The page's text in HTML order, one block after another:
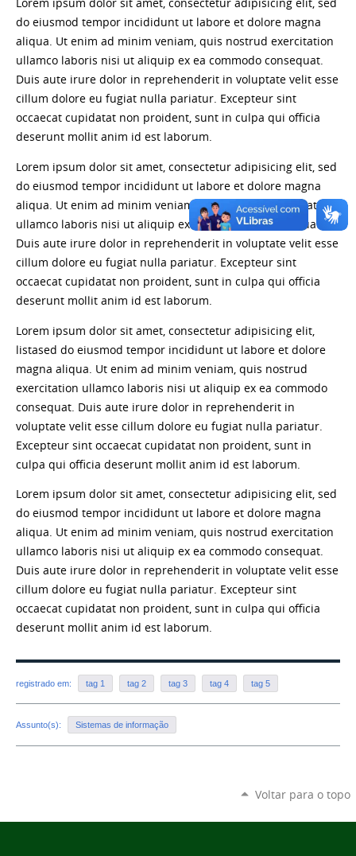
Lorem ipsum dolor sit amet, consectetur adipisicing elit, sed
do eiusmod tempor incididunt ut labore et dolore magna
aliqua. Ut enim ad minim veniam, quis nostrud exercitation
ullamco laboris nisi ut aliquip ex ea commodo consequat.
Duis aute irure dolor in reprehenderit in voluptate velit esse
cillum dolore eu fugiat nulla pariatur. Excepteur sint
occaecat cupidatat non proident, sunt in culpa qui officia
deserunt mollit anim id est laborum.
Lorem ipsum dolor sit amet, consectetur adipisicing elit, sed
do eiusmod tempor incididunt ut labore et dolore magna
aliqua. Ut enim ad minim veniam, quis nostrud exercitation
ullamco laboris nisi ut aliquip ex ea commodo consequat.
Duis aute irure dolor in reprehenderit in voluptate velit esse
cillum dolore eu fugiat nulla pariatur. Excepteur sint
occaecat cupidatat non proident, sunt in culpa qui officia
deserunt mollit anim id est laborum.
Lorem ipsum dolor sit amet, consectetur adipisicing elit,
listased do eiusmod tempor incididunt ut labore et dolore
magna aliqua. Ut enim ad minim veniam, quis nostrud
exercitation ullamco laboris nisi ut aliquip ex ea commodo
consequat. Duis aute irure dolor in reprehenderit in
voluptate velit esse cillum dolore eu fugiat nulla pariatur.
Excepteur sint occaecat cupidatat non proident, sunt in
culpa qui officia deserunt mollit anim id est laborum.
Lorem ipsum dolor sit amet, consectetur adipisicing elit, sed
do eiusmod tempor incididunt ut labore et dolore magna
aliqua. Ut enim ad minim veniam, quis nostrud exercitation
ullamco laboris nisi ut aliquip ex ea commodo consequat.
Duis aute irure dolor in reprehenderit in voluptate velit esse
cillum dolore eu fugiat nulla pariatur. Excepteur sint
occaecat cupidatat non proident, sunt in culpa qui officia
deserunt mollit anim id est laborum.
registrado em: tag 1 tag 2 tag 3 tag 4 tag 5
Assunto(s): Sistemas de informação
Voltar para o topo